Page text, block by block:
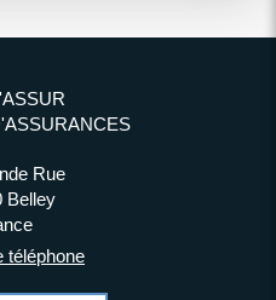
Rue
Belley
téléphone